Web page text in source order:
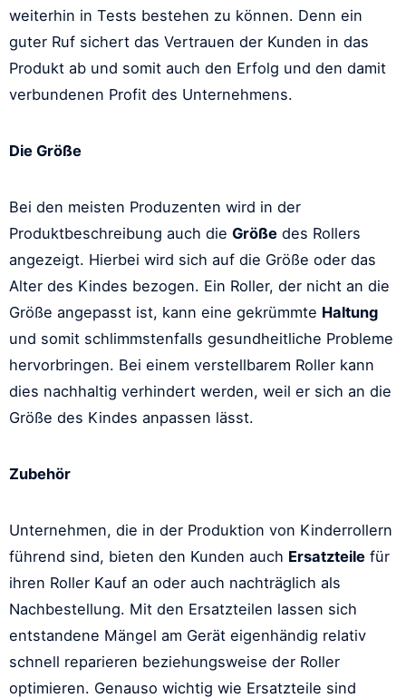
weiterhin in Tests bestehen zu können. Denn ein
guter Ruf sichert das Vertrauen der Kunden in das
Produkt ab und somit auch den Erfolg und den damit
verbundenen Profit des Unternehmens.
Die Größe
Bei den meisten Produzenten wird in der
Produktbeschreibung auch die Größe des Rollers
angezeigt. Hierbei wird sich auf die Größe oder das
Alter des Kindes bezogen. Ein Roller, der nicht an die
Größe angepasst ist, kann eine gekrümmte Haltung
und somit schlimmstenfalls gesundheitliche Probleme
hervorbringen. Bei einem verstellbarem Roller kann
dies nachhaltig verhindert werden, weil er sich an die
Größe des Kindes anpassen lässt.
Zubehör
Unternehmen, die in der Produktion von Kinderrollern
führend sind, bieten den Kunden auch Ersatzteile für
ihren Roller Kauf an oder auch nachträglich als
Nachbestellung. Mit den Ersatzteilen lassen sich
entstandene Mängel am Gerät eigenhändig relativ
schnell reparieren beziehungsweise der Roller
optimieren. Genauso wichtig wie Ersatzteile sind